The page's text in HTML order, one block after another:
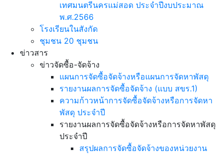
เทศมนตรีนครแม่สอด ประจำปีงบประมาณ
พ.ศ.2566
โรงเรียนในสังกัด
ชุมชน 20 ชุมชน
ข่าวสาร
ข่าวจัดซื้อ-จัดจ้าง
แผนการจัดซื้อจัดจ้างหรือแผนการจัดหาพัสดุ
รายงานผลการจัดซื้อจัดจ้าง (แบบ สขร.1)
ความก้าวหน้าการจัดซื้อจัดจ้างหรือการจัดหา
พัสดุ ประจำปี
รายงานผลการจัดซื้อจัดจ้างหรือการจัดหาพัสดุ
ประจำปี
สรุปผลการจัดซื้อจัดจ้างของหน่วยงาน